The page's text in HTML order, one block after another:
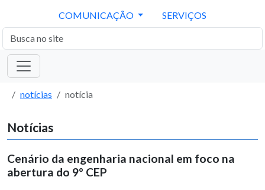
COMUNICAÇÃO SERVIÇOS
notícias notícia
Notícias
Cenário da engenharia nacional em foco na
abertura do 9º CEP